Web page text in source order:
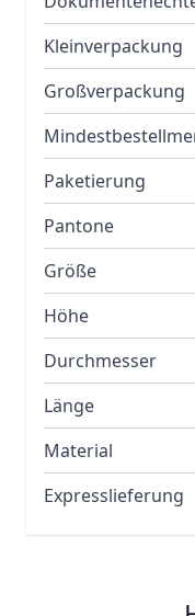
Kleinverpackung
Großverpackung
Paketierung
Pantone
Größe
Höhe
Durchmesser
Länge
Material
Expresslieferung